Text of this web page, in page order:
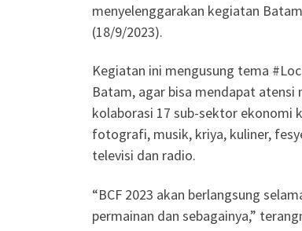
menyelenggarakan kegiatan
(18/9/2023).
Kegiatan ini mengusung tema
Batam, agar bisa mendapat atensi
kolaborasi 17 sub-sektor ekonomi
fotografi, musik, kriya, kuliner,
televisi dan radio.
“BCF 2023 akan berlangsung
permainan dan sebagainya,”